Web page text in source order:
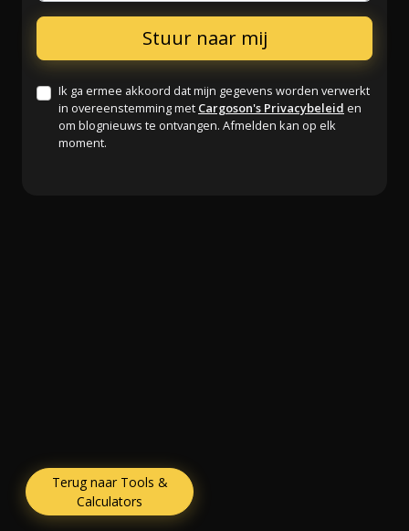
Ik ga ermee akkoord dat mijn gegevens worden verwerkt
in overeenstemming met Cargoson's Privacybeleid en
om blognieuws te ontvangen. Afmelden kan op elk
moment.
Terug naar Tools &
Calculators